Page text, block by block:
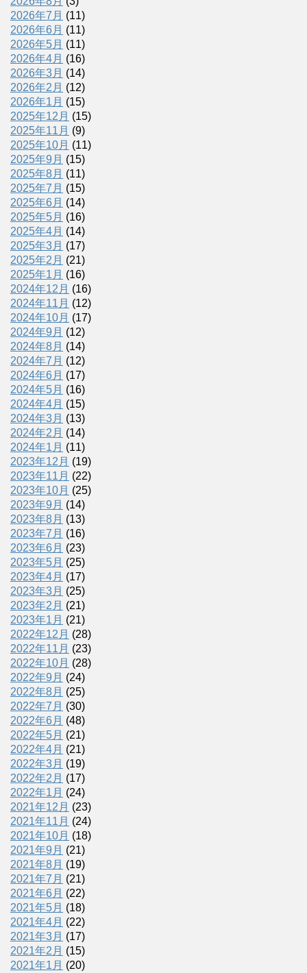
2026年7月 (11)
2026年6月 (11)
2026年5月 (11)
2026年4月 (16)
2026年3月 (14)
2026年2月 (12)
2026年1月 (15)
2025年12月 (15)
2025年11月 (9)
2025年10月 (11)
2025年9月 (15)
2025年8月 (11)
2025年7月 (15)
2025年6月 (14)
2025年5月 (16)
2025年4月 (14)
2025年3月 (17)
2025年2月 (21)
2025年1月 (16)
2024年12月 (16)
2024年11月 (12)
2024年10月 (17)
2024年9月 (12)
2024年8月 (14)
2024年7月 (12)
2024年6月 (17)
2024年5月 (16)
2024年4月 (15)
2024年3月 (13)
2024年2月 (14)
2024年1月 (11)
2023年12月 (19)
2023年11月 (22)
2023年10月 (25)
2023年9月 (14)
2023年8月 (13)
2023年7月 (16)
2023年6月 (23)
2023年5月 (25)
2023年4月 (17)
2023年3月 (25)
2023年2月 (21)
2023年1月 (21)
2022年12月 (28)
2022年11月 (23)
2022年10月 (28)
2022年9月 (24)
2022年8月 (25)
2022年7月 (30)
2022年6月 (48)
2022年5月 (21)
2022年4月 (21)
2022年3月 (19)
2022年2月 (17)
2022年1月 (24)
2021年12月 (23)
2021年11月 (24)
2021年10月 (18)
2021年9月 (21)
2021年8月 (19)
2021年7月 (21)
2021年6月 (22)
2021年5月 (18)
2021年4月 (22)
2021年3月 (17)
2021年2月 (15)
2021年1月 (20)